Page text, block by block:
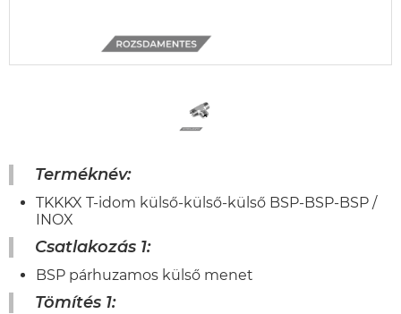
Terméknév:
TKKKX T-idom külső-külső-külső BSP-BSP-BSP /
INOX
Csatlakozás 1:
BSP párhuzamos külső menet
Tömítés 1: